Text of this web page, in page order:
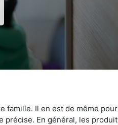
famille. Il en est de même
précise. En général, les